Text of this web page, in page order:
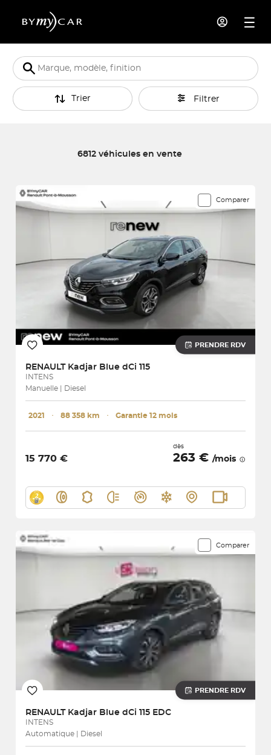
Trier Filtrer
6812 véhicules en vente
Comparer
PRENDRE RDV
RENAULT Kadjar Blue dCi 115
INTENS
Manuelle | Diesel
2021 ･ 88 358 km ･ Garantie 12 mois
15 770 €
dès
263 € /mois
Comparer
PRENDRE RDV
RENAULT Kadjar Blue dCi 115 EDC
INTENS
Automatique | Diesel